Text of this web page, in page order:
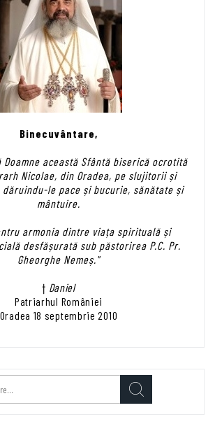
Binecuvântare,
Doamne această Sfântă biserică ocrotită
Nicolae, din Oradea, pe slujitorii și
le pace și bucurie, sănătate și
mântuire.
armonia dintre viața spirituală și
desfășurată sub păstorirea P.C. Pr.
Gheorghe Nemeș."
† Daniel
Patriarhul României
Oradea 18 septembrie 2010